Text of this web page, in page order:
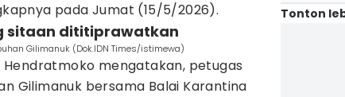
pada Jumat (15/5/2026).
sitaan dititiprawatkan
Gilimanuk (Dok.IDN Times/istimewa)
Hendratmoko mengatakan, petugas
Gilimanuk bersama Balai Karantina
Tonton